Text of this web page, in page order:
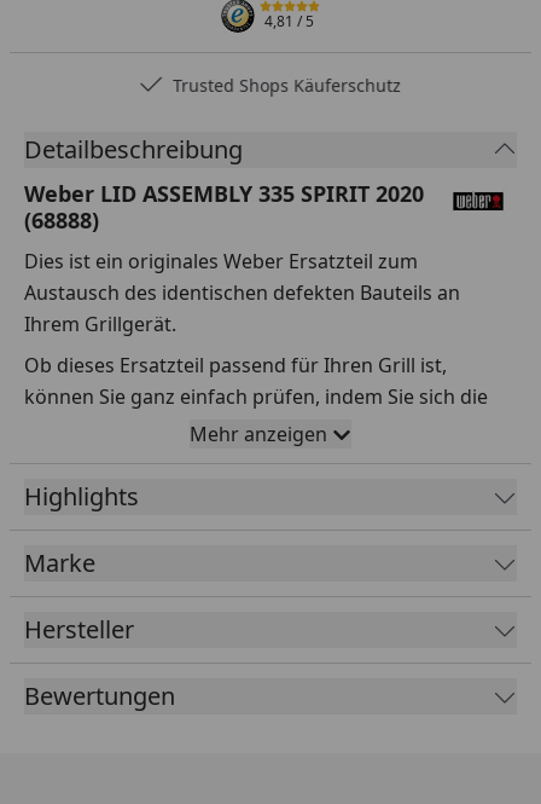
4,81/ 5
Trusted Shops Käuferschutz
Detailbeschreibung
Weber LID ASSEMBLY 335 SPIRIT 2020
(68888)
Dies ist ein originales Weber Ersatzteil zum
Austausch des identischen defekten Bauteils an
Ihrem Grillgerät.
Ob dieses Ersatzteil passend für Ihren Grill ist,
können Sie ganz einfach prüfen, indem Sie sich die
Explosionszeichnung Ihres Grills anschauen und dort
das betreffende Teil heraussuchen.
Über die Seriennummer Ihres Grillgeräts kommen Sie
ganz einfach zur passenden Explosionszeichnung.
Geben Sie dafür die Seriennummer
Sollte Ihnen nicht bekannt sein, wo Sie die
Seriennummer finden, klicken Sie bitteHIER.
Mehr anzeigen
Highlights
Marke
Hersteller
Bewertungen